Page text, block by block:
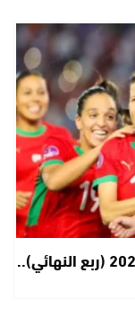
كأس أمم إفريقيا للسيدات – المغرب 2026 (ربع النهائي)..